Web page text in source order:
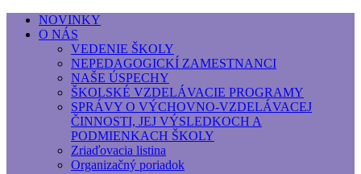
Základná umelecká škola, Hálkova
Základná umelecká škola, Hálkova 56, Bratislava -
NOVINKY
O NÁS
VEDENIE ŠKOLY
NEPEDAGOGICKÍ ZAMESTNANCI
NAŠE ÚSPECHY
ŠKOLSKÉ VZDELÁVACIE PROGRAMY
SPRÁVY O VÝCHOVNO-VZDELÁVACEJ
ČINNOSTI, JEJ VÝSLEDKOCH A
PODMIENKACH ŠKOLY
Zriaďovacia listina
Organizačný poriadok